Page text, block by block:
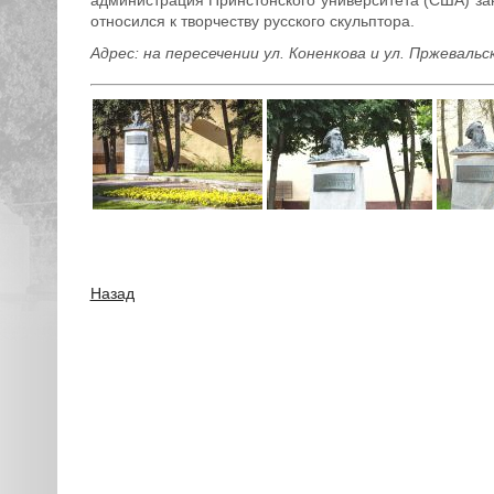
относился к творчеству русского скульптора.
Адрес: на пересечении ул. Коненкова и ул.
Назад